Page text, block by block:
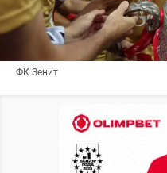
ФК Зенит